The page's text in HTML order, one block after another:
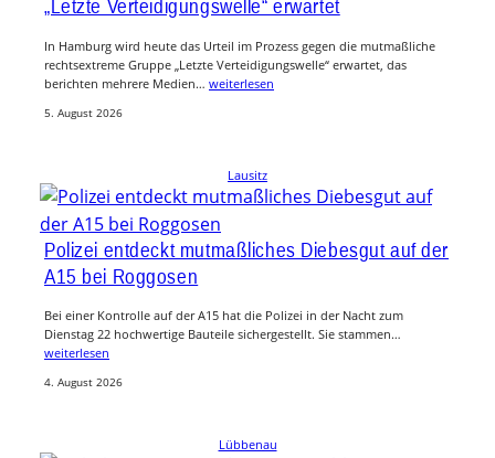
„Letzte Verteidigungswelle“ erwartet
In Hamburg wird heute das Urteil im Prozess gegen die mutmaßliche
rechtsextreme Gruppe „Letzte Verteidigungswelle“ erwartet, das
berichten mehrere Medien… weiterlesen
5. August 2026
Lausitz
Polizei entdeckt mutmaßliches Diebesgut auf der
A15 bei Roggosen
Bei einer Kontrolle auf der A15 hat die Polizei in der Nacht zum
Dienstag 22 hochwertige Bauteile sichergestellt. Sie stammen…
weiterlesen
4. August 2026
Lübbenau